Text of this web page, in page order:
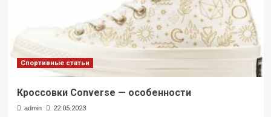
Спортивные статьи
Кроссовки Converse — особенности
admin 22.05.2023